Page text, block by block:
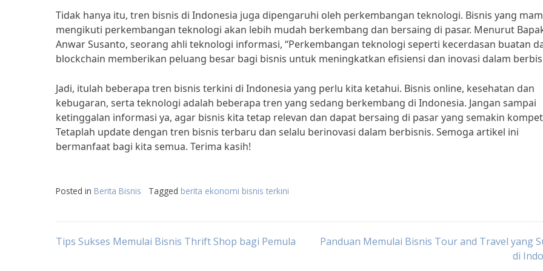
Tidak hanya itu, tren bisnis di Indonesia juga dipengaruhi oleh perkembangan teknologi. Bisnis yang
mengikuti perkembangan teknologi akan lebih mudah berkembang dan bersaing di pasar. Menurut
Anwar Susanto, seorang ahli teknologi informasi, “Perkembangan teknologi seperti kecerdasan buatan
blockchain memberikan peluang besar bagi bisnis untuk meningkatkan efisiensi dan inovasi dalam
Jadi, itulah beberapa tren bisnis terkini di Indonesia yang perlu kita ketahui. Bisnis online, kesehatan dan
kebugaran, serta teknologi adalah beberapa tren yang sedang berkembang di Indonesia. Jangan sampai
ketinggalan informasi ya, agar bisnis kita tetap relevan dan dapat bersaing di pasar yang semakin
Tetaplah update dengan tren bisnis terbaru dan selalu berinovasi dalam berbisnis. Semoga artikel ini
bermanfaat bagi kita semua. Terima kasih!
Posted in Berita Bisnis Tagged berita ekonomi bisnis terkini
Post
Tips Sukses Memulai Bisnis Thrift Shop bagi Pemula
Panduan Memulai Bisnis Tour and Travel yang
di